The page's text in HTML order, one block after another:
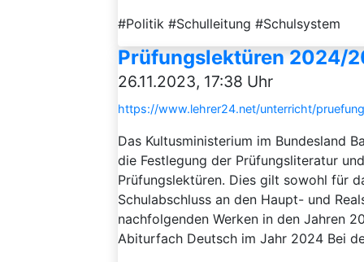
#Politik #Schulleitung #Schulsystem
Prüfungslektüren 2024/
26.11.2023, 17:38 Uhr
https://www.lehrer24.net/unterricht/
Das Kultusministerium im Bundesland
die Festlegung der Prüfungsliteratur
Prüfungslektüren. Dies gilt sowohl für
Schulabschluss an den Haupt- und
nachfolgenden Werken in den Jahren
Abiturfach Deutsch im Jahr 2024 Bei